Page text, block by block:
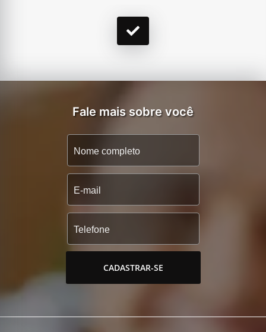
Fale mais sobre você
CADASTRAR-SE